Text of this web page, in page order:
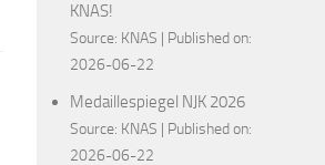
KNAS!
Source: KNAS
Published on:
2026-06-22
Medaillespiegel NJK 2026
Source: KNAS
Published on:
2026-06-22